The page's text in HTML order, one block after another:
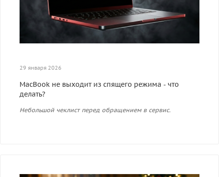
29 января 2026
MacBook не выходит из спящего режима - что
делать?
Небольшой чеклист перед обращением в сервис.